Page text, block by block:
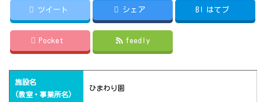
ツイート シェア B! はてブ
Pocket feedly
施設名
(教室・事業所名)
ひまわり園